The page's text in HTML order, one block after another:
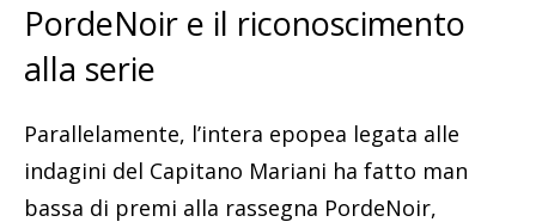
PordeNoir e il riconoscimento
alla serie
Parallelamente, l’intera epopea legata alle
indagini del Capitano Mariani ha fatto man
bassa di premi alla rassegna PordeNoir,